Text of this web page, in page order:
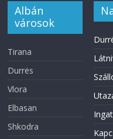
Albán
városok
Tirana
Durrës
Vlora
Elbasan
Shkodra